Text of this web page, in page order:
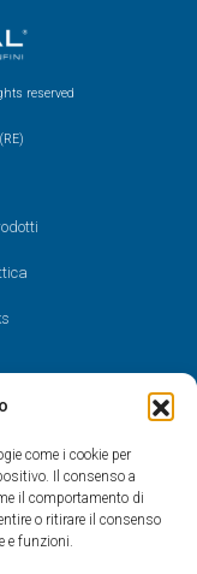
come i cookie per
Il consenso a
il comportamento di
o ritirare il consenso
e funzioni.
reserved